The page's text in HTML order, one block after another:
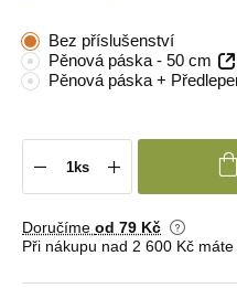
Bez příslušenství
Pěnová páska - 50 cm
Pěnová páska +
Doručíme od 79 Kč
Při nákupu nad 2 600 Kč